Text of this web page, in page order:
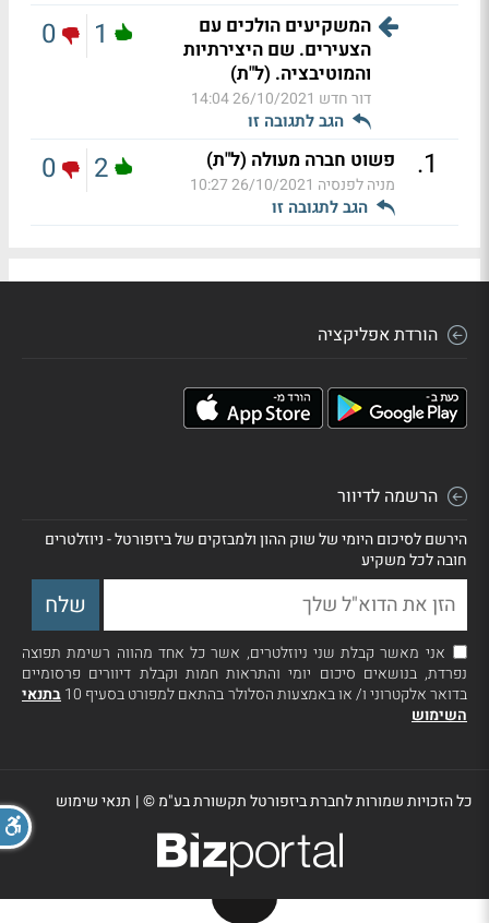
המשקיעים הולכים עם
הצעירים. שם היצירתיות
והמוטיבציה. (ל"ת)
דור חדש 26/10/2021 14:04
הגב לתגובה זו
1
0
1
. פשוט חברה מעולה (ל"ת)
מניה לפנסיה 26/10/2021 10:27
הגב לתגובה זו
2
0
הורדת אפליקציה
הרשמה לדיוור
הירשם לסיכום היומי של שוק ההון ולמבזקים של ביזפורטל - ניוזלטרים
חובה לכל משקיע
אני מאשר קבלת שני ניוזלטרים, אשר כל אחד מהווה רשימת תפוצה
נפרדת, בנושאים סיכום יומי והתראות חמות וקבלת דיוורים פרסומיים
בדואר אלקטרוני ו/ או באמצעות הסלולר בהתאם למפורט בסעיף 10
בתנאי
השימוש
כל הזכויות שמורות לחברת ביזפורטל תקשורת בע"מ ©| תנאי שימוש